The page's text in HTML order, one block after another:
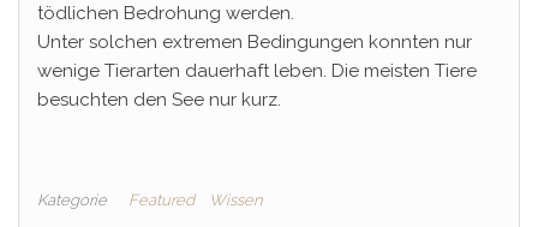
tödlichen Bedrohung werden.
Unter solchen extremen Bedingungen konnten nur
wenige Tierarten dauerhaft leben. Die meisten Tiere
besuchten den See nur kurz.
Kategorie Featured Wissen